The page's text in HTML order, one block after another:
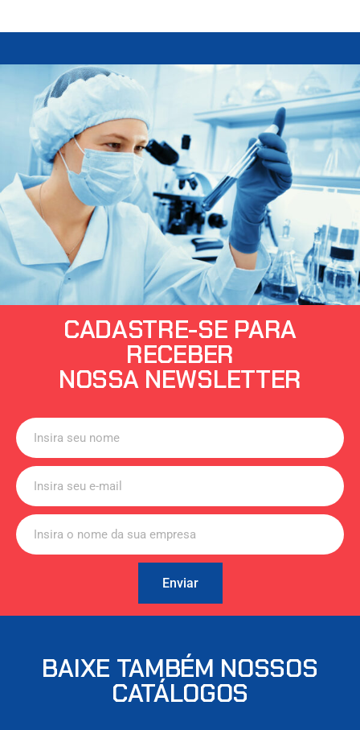
CADASTRE-SE PARA
RECEBER
NOSSA NEWSLETTER
Enviar
BAIXE TAMBÉM NOSSOS
CATÁLOGOS